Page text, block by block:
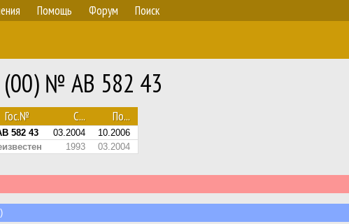
Помощь Форум Поиск
(00) № АВ 582 43
Гос.№ С... По...
582 43 03.2004
10.2006
1993 03.2004